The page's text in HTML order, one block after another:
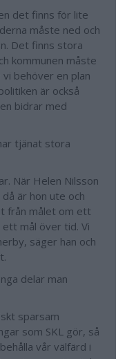
det finns för lite
måste ned och
Det finns stora
kommunen måste
behöver en plan
är också
bidrar med
tjänat stora
När Helen Nilsson
är hon ute och
från målet om ett
mål över tid. Vi
säger han och
delar man
sparsam
som SKL gör, så
vår välfärd i